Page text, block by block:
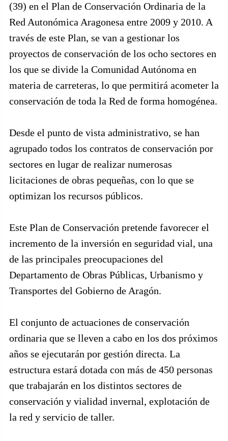
(39) en el Plan de Conservación Ordinaria de la
Red Autonómica Aragonesa entre 2009 y 2010. A
través de este Plan, se van a gestionar los
proyectos de conservación de los ocho sectores en
los que se divide la Comunidad Autónoma en
materia de carreteras, lo que permitirá acometer la
conservación de toda la Red de forma homogénea.
Desde el punto de vista administrativo, se han
agrupado todos los contratos de conservación por
sectores en lugar de realizar numerosas
licitaciones de obras pequeñas, con lo que se
optimizan los recursos públicos.
Este Plan de Conservación pretende favorecer el
incremento de la inversión en seguridad vial, una
de las principales preocupaciones del
Departamento de Obras Públicas, Urbanismo y
Transportes del Gobierno de Aragón.
El conjunto de actuaciones de conservación
ordinaria que se lleven a cabo en los dos próximos
años se ejecutarán por gestión directa. La
estructura estará dotada con más de 450 personas
que trabajarán en los distintos sectores de
conservación y vialidad invernal, explotación de
la red y servicio de taller.